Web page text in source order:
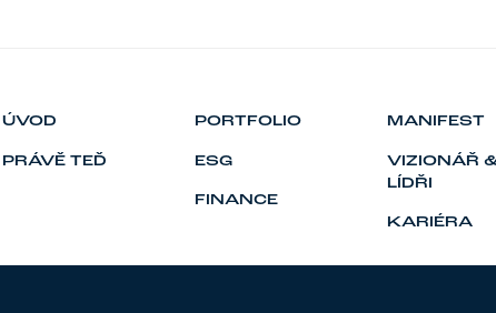
ÚVOD
PRÁVĚ TEĎ
PORTFOLIO
ESG
FINANCE
MANIFEST
VIZIONÁŘ
LÍDŘI
KARIÉRA